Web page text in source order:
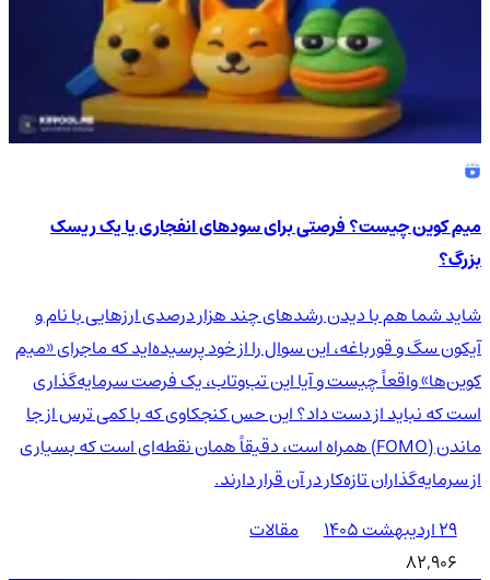
میم کوین چیست؟ فرصتی برای سودهای انفجاری یا یک ریسک
بزرگ؟
شاید شما هم با دیدن رشدهای چند هزار درصدی ارزهایی با نام و
آیکون سگ و قورباغه، این سوال را از خود پرسیده‌اید که ماجرای «میم
کوین‌ها» واقعاً چیست و آیا این تب‌وتاب، یک فرصت سرمایه‌گذاری
است که نباید از دست داد؟ این حس کنجکاوی که با کمی ترس از جا
ماندن (FOMO) همراه است، دقیقاً همان نقطه‌ای است که بسیاری
از سرمایه‌گذاران تازه‌کار در آن قرار دارند.
۲۹ اردیبهشت ۱۴۰۵
مقالات
82,906